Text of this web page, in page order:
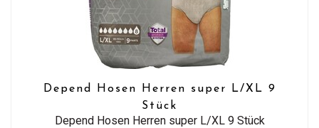
Depend Hosen Herren super L/XL 9
Stück
Depend Hosen Herren super L/XL 9 Stück